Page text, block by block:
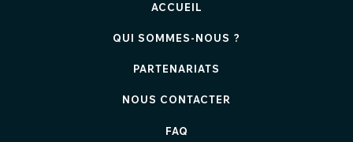
ACCUEIL
QUI SOMMES-NOUS ?
PARTENARIATS
NOUS CONTACTER
FAQ